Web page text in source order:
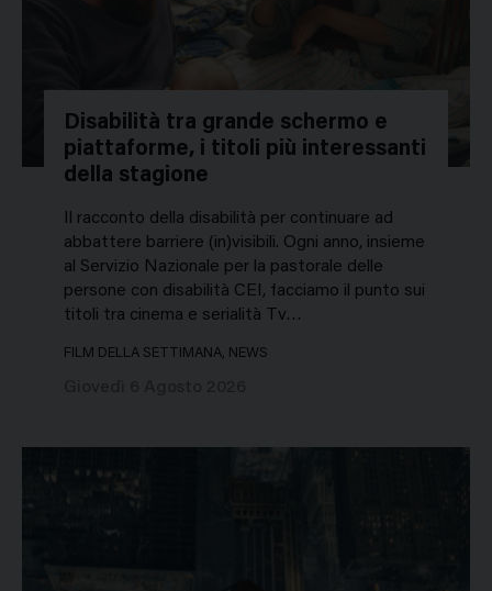
Disabilità tra grande schermo e
piattaforme, i titoli più interessanti
della stagione
Il racconto della disabilità per continuare ad
abbattere barriere (in)visibili. Ogni anno, insieme
al Servizio Nazionale per la pastorale delle
persone con disabilità CEI, facciamo il punto sui
titoli tra cinema e serialità Tv…
FILM DELLA SETTIMANA, NEWS